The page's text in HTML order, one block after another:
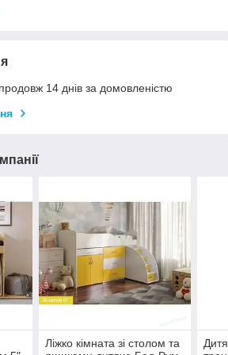
14 днів за домовленістю
Ліжко кімната зі столом та